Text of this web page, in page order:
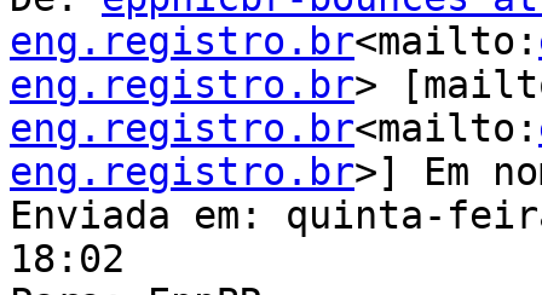
eng.registro.br<mailto:
eng.registro.br>
eng.registro.br<mailto:
eng.registro.br>] Em
Enviada em: quinta-
18:02